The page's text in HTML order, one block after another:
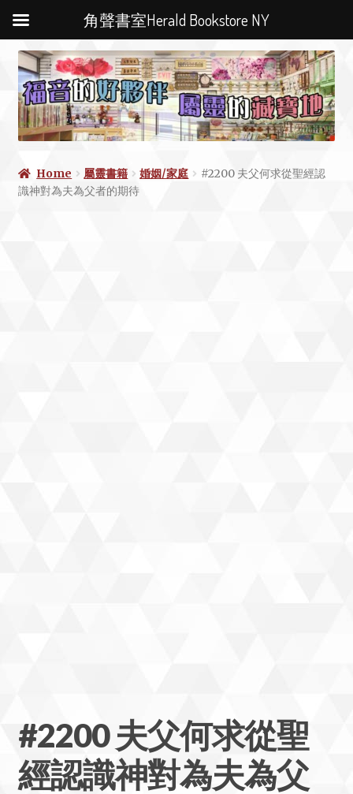
Home 屬靈書籍 婚姻/家庭
#2200 夫父何求從聖經認
識神對為夫為父者的期待
#2200 夫父何求從聖
經認識神對為夫為父
角聲書室Herald Bookstore NY